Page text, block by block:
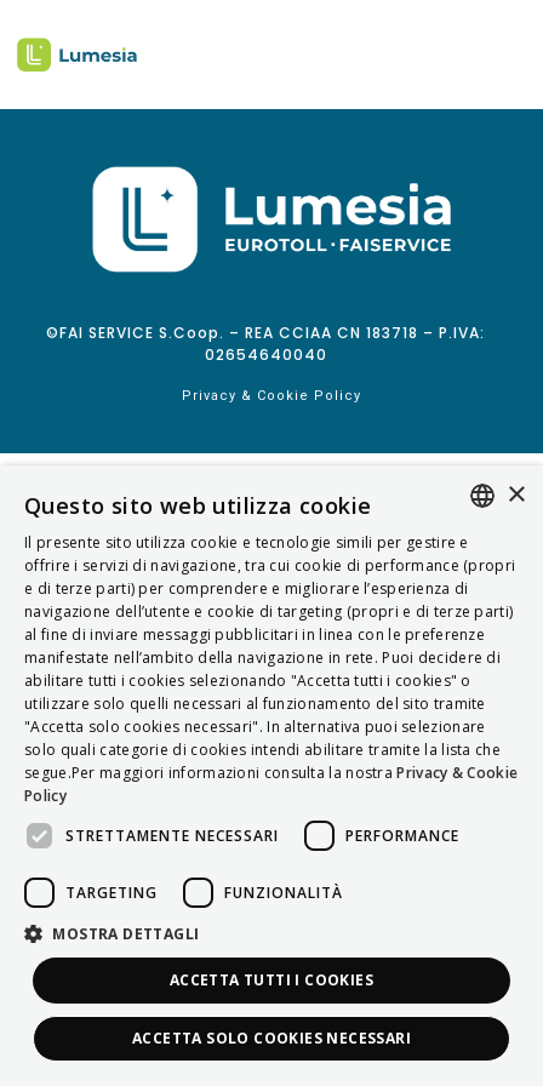
©FAI SERVICE S.Coop. – REA CCIAA CN 183718 – P.IVA:
02654640040
Privacy & Cookie Policy
ITALIAN
ENGLISH
FRENCH
HUNGARIAN
DEUTSCH
POLSKI
PORTUGUÊS
×
Questo sito web utilizza cookie
Il presente sito utilizza cookie e tecnologie simili per gestire e
offrire i servizi di navigazione, tra cui cookie di performance (propri
e di terze parti) per comprendere e migliorare l’esperienza di
navigazione dell’utente e cookie di targeting (propri e di terze parti)
al fine di inviare messaggi pubblicitari in linea con le preferenze
manifestate nell’ambito della navigazione in rete. Puoi decidere di
abilitare tutti i cookies selezionando "Accetta tutti i cookies" o
utilizzare solo quelli necessari al funzionamento del sito tramite
"Accetta solo cookies necessari". In alternativa puoi selezionare
solo quali categorie di cookies intendi abilitare tramite la lista che
segue.Per maggiori informazioni consulta la nostra Privacy & Cookie
Policy
STRETTAMENTE NECESSARI
PERFORMANCE
TARGETING FUNZIONALITÀ
MOSTRA DETTAGLI
ACCETTA TUTTI I COOKIES
ACCETTA SOLO COOKIES NECESSARI